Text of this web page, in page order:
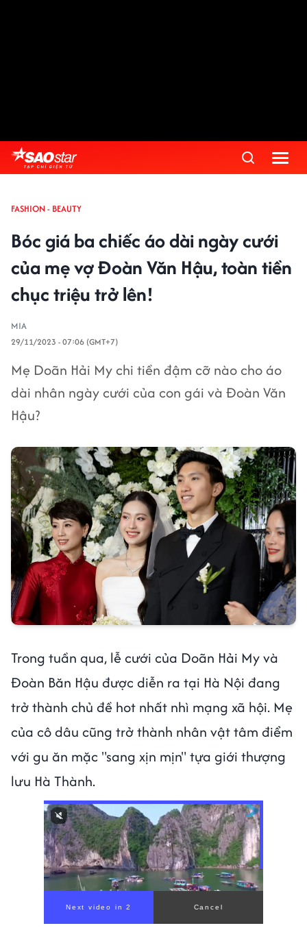
FASHION - BEAUTY
Bóc giá ba chiếc áo dài ngày cưới
của mẹ vợ Đoàn Văn Hậu, toàn tiền
chục triệu trở lên!
MIA
29/11/2023 - 07:06 (GMT+7)
Mẹ Doãn Hải My chi tiền đậm cỡ nào cho áo
dài nhân ngày cưới của con gái và Đoàn Văn
Hậu?
Trong tuần qua, lễ cưới của Doãn Hải My và
Đoàn Băn Hậu được diễn ra tại Hà Nội đang
trở thành chủ đề hot nhất nhì mạng xã hội. Mẹ
của cô dâu cũng trở thành nhân vật tâm điểm
với gu ăn mặc "sang xịn mịn" tựa giới thượng
lưu Hà Thành.
00:00/ 00:59